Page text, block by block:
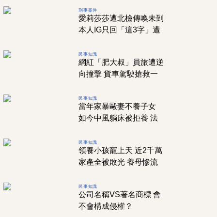
刑事案件
愛莉莎莎遭北檢傳喚未到
本人IG只回「這3字」遭
後果？
民事知識
網紅「肥大叔」員旅遭逆
向撞擊 貨車駕駛搶救一
世，還可以求償嗎？
民事知識
當年家暴毆妻不養子女
如今中風躺床被拒養 法
民事知識
領養小孩寵上天 近2千萬
家產全被敗光 養母慘流
民事知識
公司名稱VS著名商標 會
不會構成侵權？